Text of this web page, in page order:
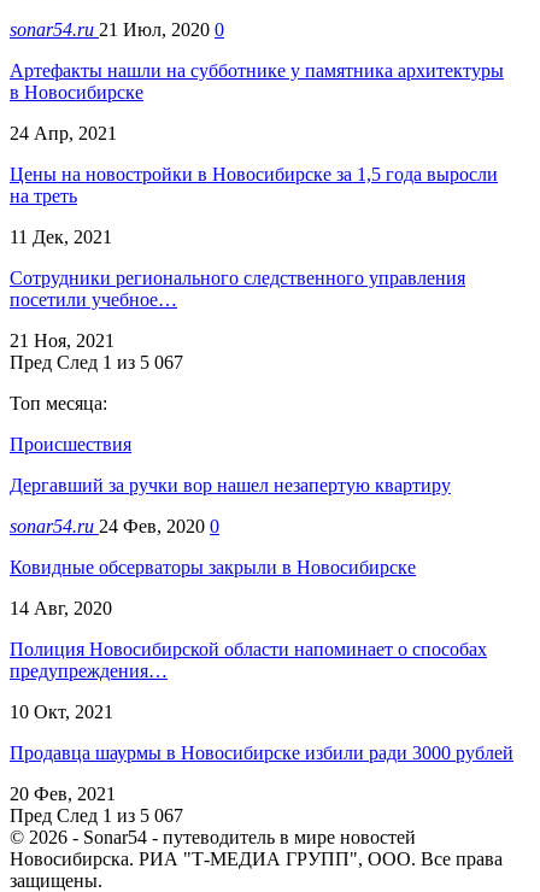
sonar54.ru 21 Июл, 2020 0
Артефакты нашли на субботнике у памятника архитектуры
в Новосибирске
24 Апр, 2021
Цены на новостройки в Новосибирске за 1,5 года выросли
на треть
11 Дек, 2021
Сотрудники регионального следственного управления
посетили учебное…
21 Ноя, 2021
Пред След 1 из 5 067
Топ месяца:
Происшествия
Дергавший за ручки вор нашел незапертую квартиру
sonar54.ru 24 Фев, 2020 0
Ковидные обсерваторы закрыли в Новосибирске
14 Авг, 2020
Полиция Новосибирской области напоминает о способах
предупреждения…
10 Окт, 2021
Продавца шаурмы в Новосибирске избили ради 3000 рублей
20 Фев, 2021
Пред След 1 из 5 067
© 2026 - Sonar54 - путеводитель в мире новостей
Новосибирска. РИА "Т-МЕДИА ГРУПП", ООО. Все права
защищены.